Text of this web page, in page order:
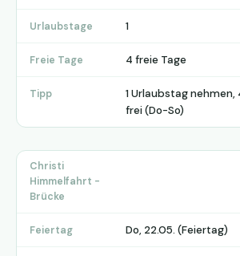
Urlaubstage 1
Freie Tage 4 freie Tage
Tipp
1 Urlaubstag
frei (Do-So)
Christi
Himmelfahrt -
Brücke
Feiertag Do, 22.05. (Feiertag)